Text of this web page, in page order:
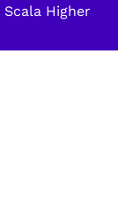
Higher